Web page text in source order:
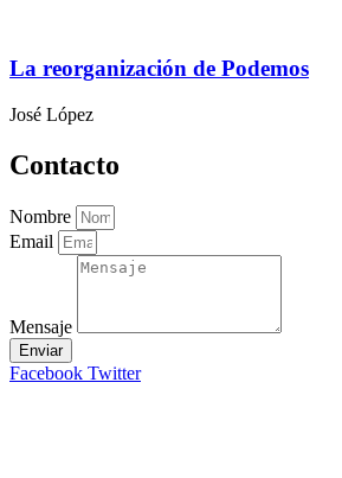
La reorganización de Podemos
José López
Contacto
Nombre
Email
Mensaje
Enviar
Facebook Twitter